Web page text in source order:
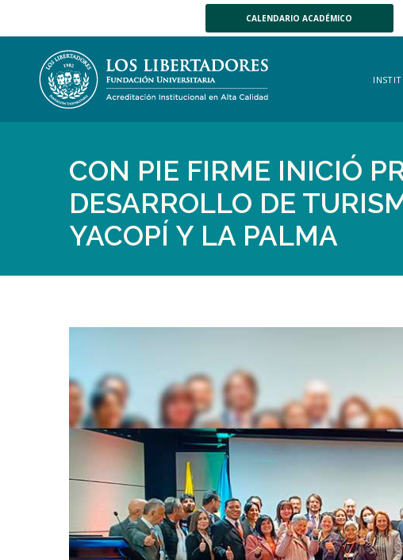
CALENDARIO ACADÉMICO
CON PIE FIRME INICIÓ
DESARROLLO DE
YACOPÍ Y LA PALMA